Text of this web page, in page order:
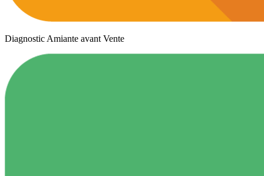
Diagnostic Amiante avant Vente